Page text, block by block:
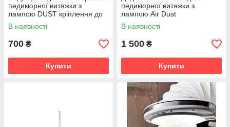
педикюрної витяжки з
лампою DUST кріплення до
столу для витяжки педикюру/
манікюру
В наявності
700 ₴
Купити
педикюрної витяжки з
лампою Air Dust
В наявності
1 500 ₴
Купити